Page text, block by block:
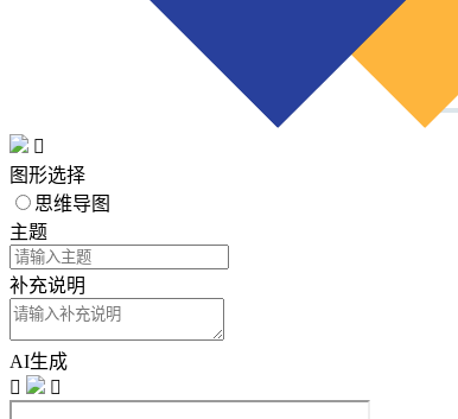

图形选择
思维导图
主题
补充说明
AI生成

